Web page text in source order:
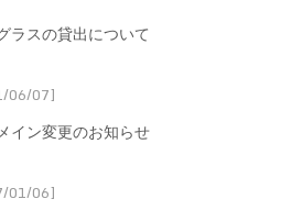
ラスの貸出について
06/07]
イン変更のお知らせ
01/06]